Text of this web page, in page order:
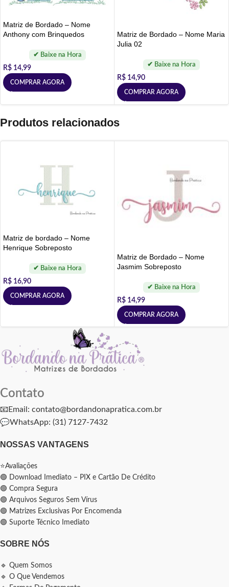
Matriz de Bordado – Nome
Anthony com Brinquedos
R$ 14,99
COMPRAR AGORA
Matriz de Bordado – Nome Maria
Julia 02
R$ 14,90
COMPRAR AGORA
Produtos relacionados
Matriz de bordado – Nome
Henrique Sobreposto
R$ 16,90
COMPRAR AGORA
Matriz de Bordado – Nome
Jasmim Sobreposto
R$ 14,99
COMPRAR AGORA
Contato
📧Email: contato@bordandonapratica.com.br
💬WhatsApp: (31) 7127-7432
NOSSAS VANTAGENS
⭐Avaliações
🟢 Download Imediato – PIX e Cartão De Crédito
🟢 Compra Segura
🟢 Arquivos Seguros Sem Vírus
🟢 Matrizes Exclusivas Por Encomenda
🟢 Suporte Técnico Imediato
SOBRE NÓS
🔹 Quem Somos
🔹 O Que Vendemos